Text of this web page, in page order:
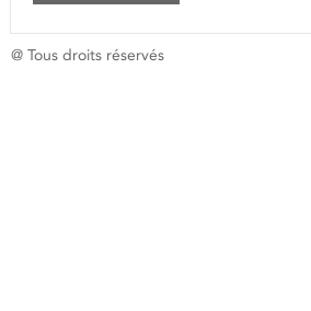
@ Tous droits réservés